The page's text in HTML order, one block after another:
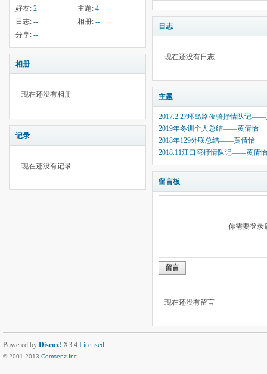
好友: 2 主题: 4
日志: -- 相册: --
分享: --
相册
现在还没有相册
记录
现在还没有记录
日志
现在还没有日志
主题
2017.2.27环岛路夜骑抒情队记——
2019年冬训个人总结——黄倩怡
2018年129外联总结——黄倩怡
2018.11江口湾抒情队记——黄倩怡
留言板
你需要登录
留言
现在还没有留言
Powered by Discuz! X3.4 Licensed
© 2001-2013 Comsenz Inc.